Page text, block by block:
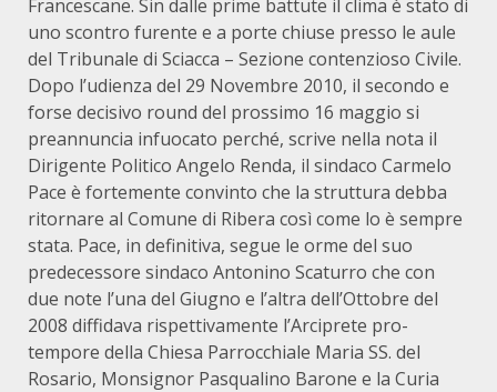
Francescane. Sin dalle prime battute il clima è stato di
uno scontro furente e a porte chiuse presso le aule
del Tribunale di Sciacca – Sezione contenzioso Civile.
Dopo l’udienza del 29 Novembre 2010, il secondo e
forse decisivo round del prossimo 16 maggio si
preannuncia infuocato perché, scrive nella nota il
Dirigente Politico Angelo Renda, il sindaco Carmelo
Pace è fortemente convinto che la struttura debba
ritornare al Comune di Ribera così come lo è sempre
stata. Pace, in definitiva, segue le orme del suo
predecessore sindaco Antonino Scaturro che con
due note l’una del Giugno e l’altra dell’Ottobre del
2008 diffidava rispettivamente l’Arciprete pro-
tempore della Chiesa Parrocchiale Maria SS. del
Rosario, Monsignor Pasqualino Barone e la Curia